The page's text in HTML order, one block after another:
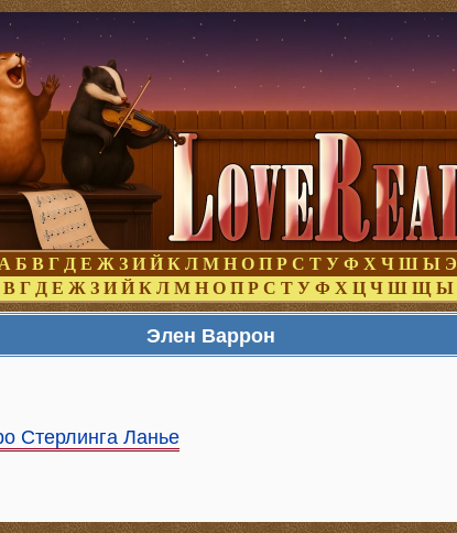
А Б В Г Д Е Ж З И Й К Л М Н О П Р С Т У Ф Х Ч Ш Ы Э
В Г Д Е Ж З И Й К Л М Н О П Р С Т У Ф Х Ц Ч Ш Щ Ы
Элен Варрон
Стерлинга Ланье